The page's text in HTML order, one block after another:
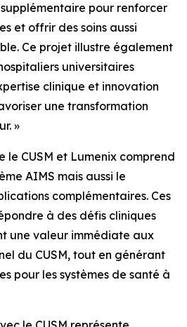
pour renforcer
et offrir des soins aussi
Ce projet illustre également
universitaires
clinique et innovation
une transformation
»
le CUSM et Lumenix comprend
AIMS mais aussi le
complémentaires. Ces
à des défis cliniques
une valeur immédiate aux
du CUSM, tout en générant
pour les systèmes de santé à